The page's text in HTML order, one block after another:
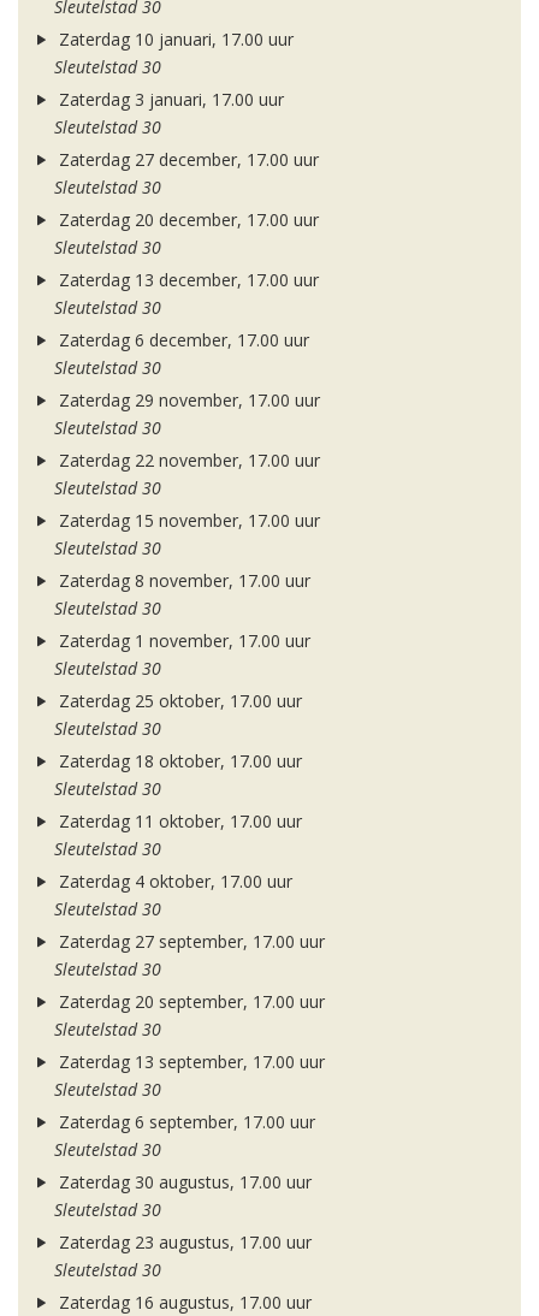
Sleutelstad 30
Zaterdag 10 januari, 17.00 uur
Sleutelstad 30
Zaterdag 3 januari, 17.00 uur
Sleutelstad 30
Zaterdag 27 december, 17.00 uur
Sleutelstad 30
Zaterdag 20 december, 17.00 uur
Sleutelstad 30
Zaterdag 13 december, 17.00 uur
Sleutelstad 30
Zaterdag 6 december, 17.00 uur
Sleutelstad 30
Zaterdag 29 november, 17.00 uur
Sleutelstad 30
Zaterdag 22 november, 17.00 uur
Sleutelstad 30
Zaterdag 15 november, 17.00 uur
Sleutelstad 30
Zaterdag 8 november, 17.00 uur
Sleutelstad 30
Zaterdag 1 november, 17.00 uur
Sleutelstad 30
Zaterdag 25 oktober, 17.00 uur
Sleutelstad 30
Zaterdag 18 oktober, 17.00 uur
Sleutelstad 30
Zaterdag 11 oktober, 17.00 uur
Sleutelstad 30
Zaterdag 4 oktober, 17.00 uur
Sleutelstad 30
Zaterdag 27 september, 17.00 uur
Sleutelstad 30
Zaterdag 20 september, 17.00 uur
Sleutelstad 30
Zaterdag 13 september, 17.00 uur
Sleutelstad 30
Zaterdag 6 september, 17.00 uur
Sleutelstad 30
Zaterdag 30 augustus, 17.00 uur
Sleutelstad 30
Zaterdag 23 augustus, 17.00 uur
Sleutelstad 30
Zaterdag 16 augustus, 17.00 uur